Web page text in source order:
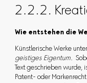
2.2.2.
Wie entstehen die
Künstlerische Werke
geistiges Eigentum.
Text geschrieben wurde,
Patent- oder